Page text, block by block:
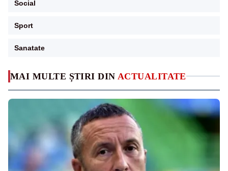
MAI MULTE ȘTIRI DIN ACTUALITATE
Social
Sport
Sanatate